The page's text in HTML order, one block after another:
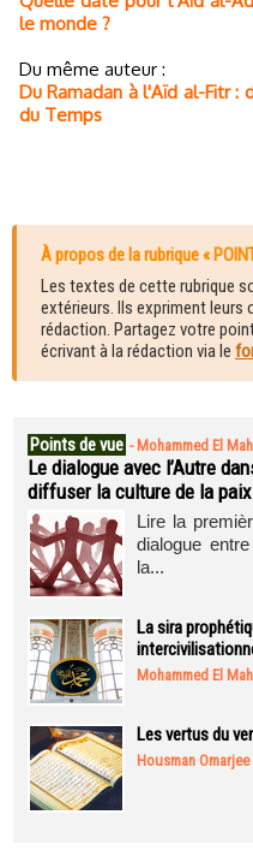
le monde ?
Du même auteur :
Du Ramadan à l'Aïd al-Fitr :
du Temps
À propos de la rubrique «
Les textes de cette rubrique
extérieurs. Ils expriment leurs
rédaction. Partagez votre
écrivant à la rédaction via le
Points de vue - Mohammed El
Le dialogue avec l’Autre
diffuser la culture de la
Lire la
dialogue
la...
La sira
Mohammed El
Les vertus du
Housman Omarjee